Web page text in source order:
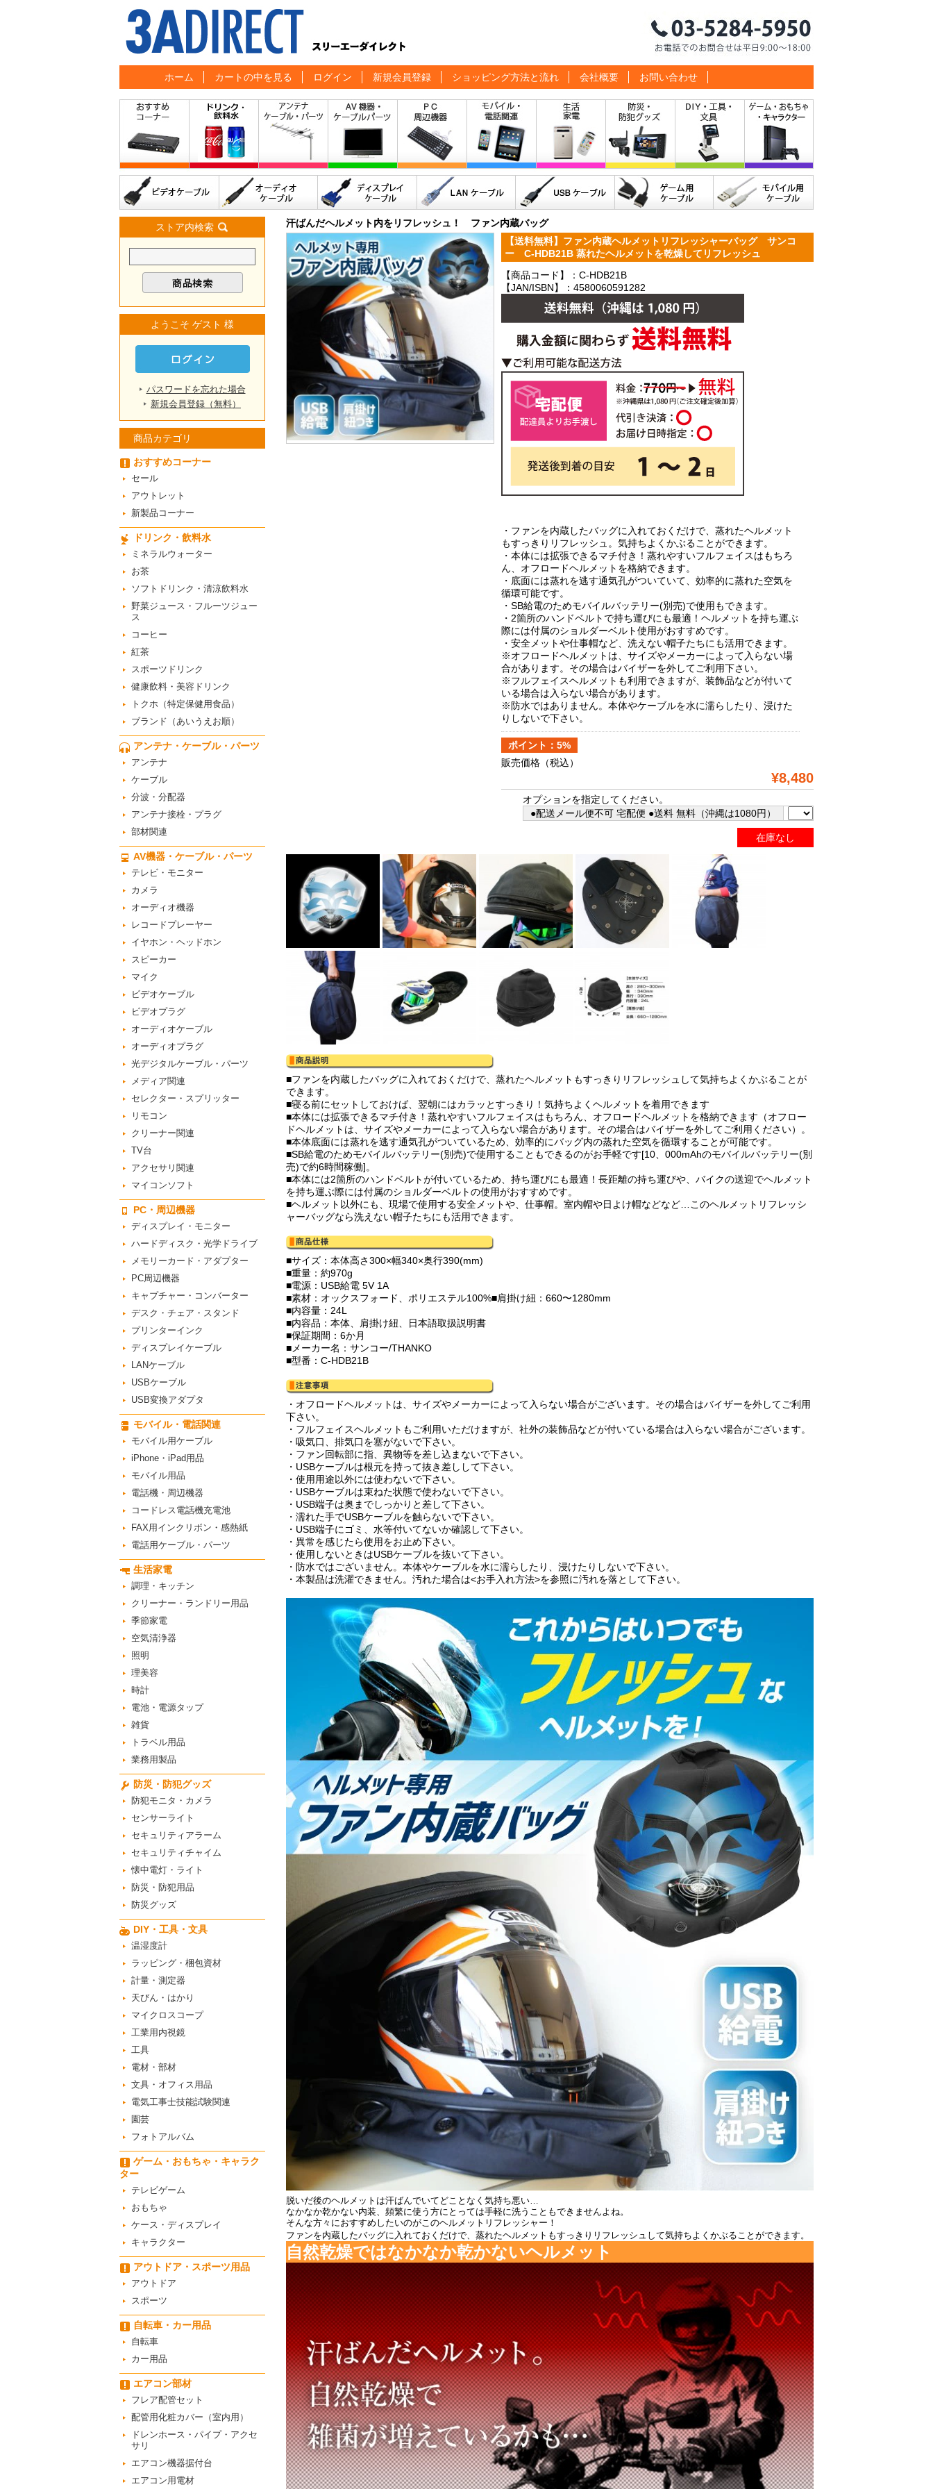
ホーム カートの中を見る ログイン 新規会員登録 ショッピング方法と流れ 会社概要 お問い合わせ
ストア内検索
ようこそ ゲスト 様
パスワードを忘れた場合
新規会員登録（無料）
商品カテゴリ
おすすめコーナー
セール
アウトレット
新製品コーナー
ドリンク・飲料水
ミネラルウォーター
お茶
ソフトドリンク・清涼飲料水
野菜ジュース・フルーツジュー
ス
コーヒー
紅茶
スポーツドリンク
健康飲料・美容ドリンク
トクホ（特定保健用食品）
ブランド（あいうえお順）
アンテナ・ケーブル・パーツ
アンテナ
ケーブル
分波・分配器
アンテナ接栓・プラグ
部材関連
AV機器・ケーブル・パーツ
テレビ・モニター
カメラ
オーディオ機器
レコードプレーヤー
イヤホン・ヘッドホン
スピーカー
マイク
ビデオケーブル
ビデオプラグ
オーディオケーブル
オーディオプラグ
光デジタルケーブル・パーツ
メディア関連
セレクター・スプリッター
リモコン
クリーナー関連
TV台
アクセサリ関連
マイコンソフト
PC・周辺機器
ディスプレイ・モニター
ハードディスク・光学ドライブ
メモリーカード・アダプター
PC周辺機器
キャプチャー・コンバーター
デスク・チェア・スタンド
プリンターインク
ディスプレイケーブル
LANケーブル
USBケーブル
USB変換アダプタ
モバイル・電話関連
モバイル用ケーブル
iPhone・iPad用品
モバイル用品
電話機・周辺機器
コードレス電話機充電池
FAX用インクリボン・感熱紙
電話用ケーブル・パーツ
生活家電
調理・キッチン
クリーナー・ランドリー用品
季節家電
空気清浄器
照明
理美容
時計
電池・電源タップ
雑貨
トラベル用品
業務用製品
防災・防犯グッズ
防犯モニタ・カメラ
センサーライト
セキュリティアラーム
セキュリティチャイム
懐中電灯・ライト
防災・防犯用品
防災グッズ
DIY・工具・文具
温湿度計
ラッピング・梱包資材
計量・測定器
天びん・はかり
マイクロスコープ
工業用内視鏡
工具
電材・部材
文具・オフィス用品
電気工事士技能試験関連
園芸
フォトアルバム
ゲーム・おもちゃ・キャラク
ター
テレビゲーム
おもちゃ
ケース・ディスプレイ
キャラクター
アウトドア・スポーツ用品
アウトドア
スポーツ
自転車・カー用品
自転車
カー用品
エアコン部材
フレア配管セット
配管用化粧カバー（室内用）
ドレンホース・パイプ・アクセ
サリ
エアコン機器据付台
エアコン用電材
汗ばんだヘルメット内をリフレッシュ！ ファン内蔵バッグ
【送料無料】ファン内蔵ヘルメットリフレッシャーバッグ サンコ
ー C-HDB21B 蒸れたヘルメットを乾燥してリフレッシュ
【商品コード】：C-HDB21B
【JAN/ISBN】：4580060591282
・ファンを内蔵したバッグに入れておくだけで、蒸れたヘルメット
もすっきりリフレッシュ。気持ちよくかぶることができます。
・本体には拡張できるマチ付き！蒸れやすいフルフェイスはもちろ
ん、オフロードヘルメットを格納できます。
・底面には蒸れを逃す通気孔がついていて、効率的に蒸れた空気を
循環可能です。
・SB給電のためモバイルバッテリー(別売)で使用もできます。
・2箇所のハンドベルトで持ち運びにも最適！ヘルメットを持ち運ぶ
際には付属のショルダーベルト使用がおすすめです。
・安全メットや仕事帽など、洗えない帽子たちにも活用できます。
※オフロードヘルメットは、サイズやメーカーによって入らない場
合があります。その場合はバイザーを外してご利用下さい。
※フルフェイスヘルメットも利用できますが、装飾品などが付いて
いる場合は入らない場合があります。
※防水ではありません。本体やケーブルを水に濡らしたり、浸けた
りしないで下さい。
ポイント：5%
販売価格 （税込）
¥8,480
オプションを指定してください。
●配送メール便不可 宅配便 ●送料 無料（沖縄は1080円）
在庫なし
■ファンを内蔵したバッグに入れておくだけで、蒸れたヘルメットもすっきりリフレッシュして気持ちよくかぶることが
できます。
■寝る前にセットしておけば、翌朝にはカラッとすっきり！気持ちよくヘルメットを着用できます
■本体には拡張できるマチ付き！蒸れやすいフルフェイスはもちろん、オフロードヘルメットを格納できます（オフロー
ドヘルメットは、サイズやメーカーによって入らない場合があります。その場合はバイザーを外してご利用ください）。
■本体底面には蒸れを逃す通気孔がついているため、効率的にバッグ内の蒸れた空気を循環することが可能です。
■SB給電のためモバイルバッテリー(別売)で使用することもできるのがお手軽です[10、000mAhのモバイルバッテリー(別
売)で約6時間稼働]。
■本体には2箇所のハンドベルトが付いているため、持ち運びにも最適！長距離の持ち運びや、バイクの送迎でヘルメット
を持ち運ぶ際には付属のショルダーベルトの使用がおすすめです。
■ヘルメット以外にも、現場で使用する安全メットや、仕事帽。室内帽や日よけ帽などなど…このヘルメットリフレッシ
ャーバッグなら洗えない帽子たちにも活用できます。
■サイズ：本体高さ300×幅340×奥行390(mm)
■重量：約970g
■電源：USB給電 5V 1A
■素材：オックスフォード、ポリエステル100%■肩掛け紐：660〜1280mm
■内容量：24L
■内容品：本体、肩掛け紐、日本語取扱説明書
■保証期間：6か月
■メーカー名：サンコー/THANKO
■型番：C-HDB21B
・オフロードヘルメットは、サイズやメーカーによって入らない場合がございます。その場合はバイザーを外してご利用
下さい。
・フルフェイスヘルメットもご利用いただけますが、社外の装飾品などが付いている場合は入らない場合がございます。
・吸気口、排気口を塞がないで下さい。
・ファン回転部に指、異物等を差し込まないで下さい。
・USBケーブルは根元を持って抜き差しして下さい。
・使用用途以外には使わないで下さい。
・USBケーブルは束ねた状態で使わないで下さい。
・USB端子は奥までしっかりと差して下さい。
・濡れた手でUSBケーブルを触らないで下さい。
・USB端子にゴミ、水等付いてないか確認して下さい。
・異常を感じたら使用をお止め下さい。
・使用しないときはUSBケーブルを抜いて下さい。
・防水ではございません。本体やケーブルを水に濡らしたり、浸けたりしないで下さい。
・本製品は洗濯できません。汚れた場合は<お手入れ方法>を参照に汚れを落として下さい。
脱いだ後のヘルメットは汗ばんでいてどことなく気持ち悪い…
なかなか乾かない内装、頻繁に使う方にとっては手軽に洗うこともできませんよね。
そんな方々におすすめしたいのがこのヘルメットリフレッシャー！
ファンを内蔵したバッグに入れておくだけで、蒸れたヘルメットもすっきりリフレッシュして気持ちよくかぶることができます。
自然乾燥ではなかなか乾かないヘルメット